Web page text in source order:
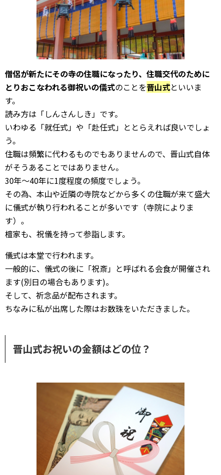
僧侶が新たにその寺の住職になったり、住職交代のために
とりおこなわれる御祝いの儀式のことを晋山式といいま
す。
読み方は「しんさんしき」です。
いわゆる「就任式」や「赴任式」ととらえれば良いでしょ
う。
住職は頻繁に代わるものでもありませんので、晋山式自体
がそうあることではありません。
30年～40年に1度程度の頻度でしょう。
その為、本山や近隣の寺院などから多くの住職が来て盛大
に儀式が執り行われることが多いです（寺院によりま
す）。
檀家も、祝儀を持って参詣します。
儀式は本堂で行われます。
一般的に、儀式の後に「祝斎」と呼ばれる会食が開催され
ます(別日の場合もあります)。
そして、祈念品が配布されます。
ちなみに私が出席した際はお数珠をいただきました。
晋山式お祝いの金額はどの位？